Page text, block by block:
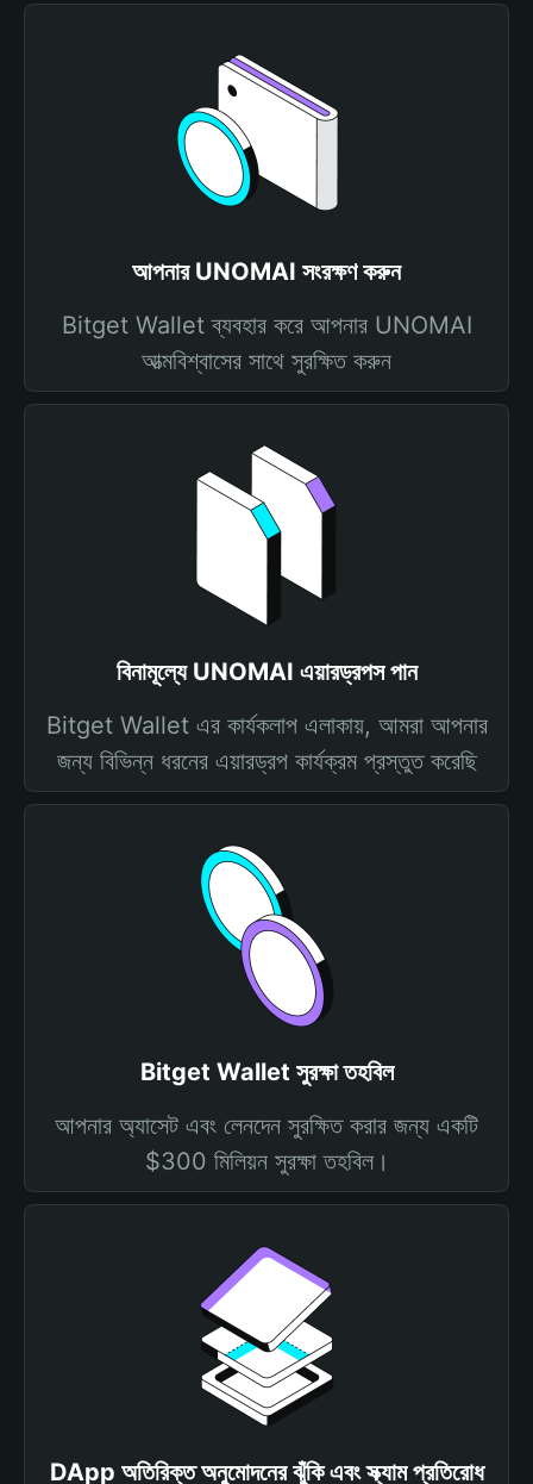
আপনার UNOMAI সংরক্ষণ করুন
Bitget Wallet ব্যবহার করে আপনার UNOMAI
আত্মবিশ্বাসের সাথে সুরক্ষিত করুন
বিনামূল্যে UNOMAI এয়ারড্রপস পান
Bitget Wallet এর কার্যকলাপ এলাকায়, আমরা আপনার
জন্য বিভিন্ন ধরনের এয়ারড্রপ কার্যক্রম প্রস্তুত করেছি
Bitget Wallet সুরক্ষা তহবিল
আপনার অ্যাসেট এবং লেনদেন সুরক্ষিত করার জন্য একটি
$300 মিলিয়ন সুরক্ষা তহবিল।
DApp অতিরিক্ত অনুমোদনের ঝুঁকি এবং স্ক্যাম প্রতিরোধ